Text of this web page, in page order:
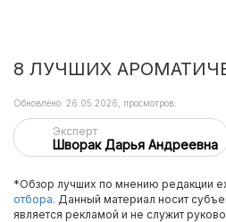
8 ЛУЧШИХ
Эксперт
Шворак Дарья Андреевна
Обновлено: 26.05.2026, просмотров:
*Обзор лучших по мнению редакции
отбора. Данный материал носит
является рекламой и не служит